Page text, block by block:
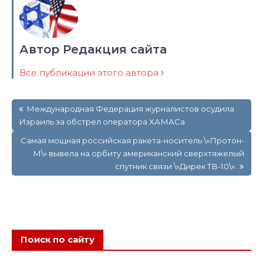
Автор Редакция сайта
Все публикации этого автора
по
записям
Международная Федерация журналистов осудила
Израиль за обстрел оператора ХАМАСа
Самая мощная российская ракета-носитель \»Протон-
М\» вывела на орбиту американский сверхтяжелый
спутник связи \»Дирек ТВ-10\».
Поиск по сайту